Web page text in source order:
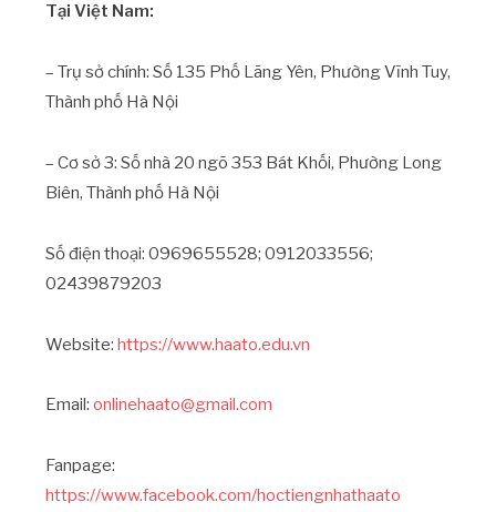
Tại Việt Nam:
– Trụ sở chính: Số 135 Phố Lãng Yên, Phường Vĩnh Tuy,
Thành phố Hà Nội
– Cơ sở 3: Số nhà 20 ngõ 353 Bát Khối, Phường Long
Biên, Thành phố Hà Nội
Số điện thoại: 0969655528; 0912033556;
02439879203
Website: https://www.haato.edu.vn
Email: onlinehaato@gmail.com
Fanpage:
https://www.facebook.com/hoctiengnhathaato